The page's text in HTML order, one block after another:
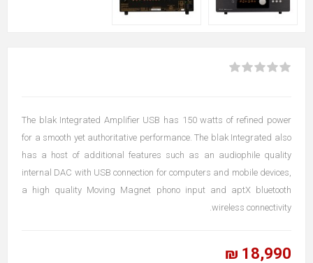
The blak Integrated Amplifier USB has 150 watts of refined power
for a smooth yet authoritative performance. The blak Integrated also
has a host of additional features such as an audiophile quality
internal DAC with USB connection for computers and mobile devices,
a high quality Moving Magnet phono input and aptX bluetooth
wireless connectivity.
18,990 ₪